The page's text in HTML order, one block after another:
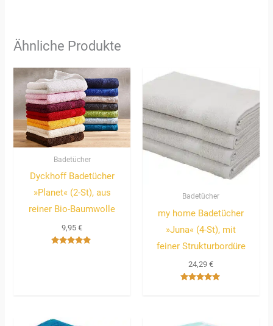
Ähnliche Produkte
Badetücher
Dyckhoff Badetücher
»Planet« (2-St), aus
reiner Bio-Baumwolle
9,95€
Badetücher
my home Badetücher
»Juna« (4-St), mit
feiner Strukturbordüre
24,29€